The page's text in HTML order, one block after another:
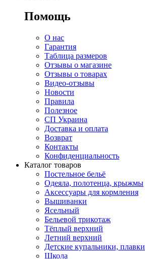
Помощь
О нас
Гарантия
Таблица размеров
Отзывы о магазине
Отзывы о товарах
Видео-отзывы
Новости
Правила
Полезное
СП Украина
Доставка и оплата
Возврат
Контакты
Конфиденциальность
Каталог товаров
Постельное бельё
Одеяла, полотенца, крыжмы
Аксессуары для кормления
Вышиванки
Ясельный
Бельевой трикотаж
Тёплый верхний
Летний верхний
Детские купальники, плавки
Школа